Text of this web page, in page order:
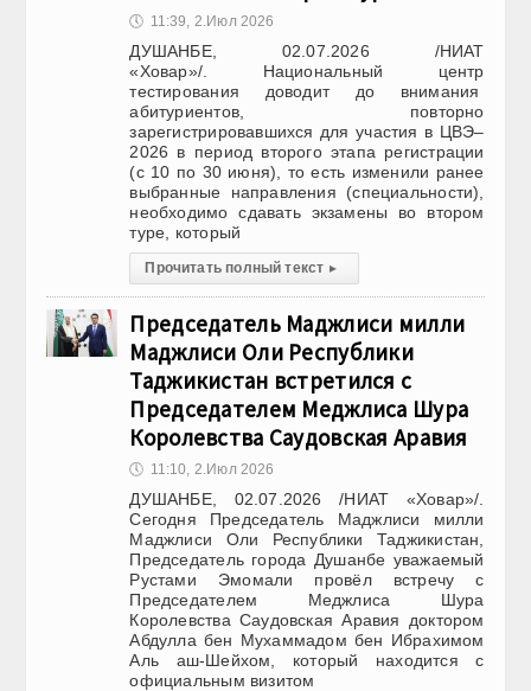
🕔 11:39, 2.Июл 2026
ДУШАНБЕ, 02.07.2026 /НИАТ
«Ховар»/. Национальный центр
тестирования доводит до внимания
абитуриентов, повторно
зарегистрировавшихся для участия в ЦВЭ–
2026 в период второго этапа регистрации
(с 10 по 30 июня), то есть изменили ранее
выбранные направления (специальности),
необходимо сдавать экзамены во втором
туре, который
Прочитать полный текст ▸
Председатель Маджлиси милли
Маджлиси Оли Республики
Таджикистан встретился с
Председателем Меджлиса Шура
Королевства Саудовская Аравия
🕔 11:10, 2.Июл 2026
ДУШАНБЕ, 02.07.2026 /НИАТ «Ховар»/.
Сегодня Председатель Маджлиси милли
Маджлиси Оли Республики Таджикистан,
Председатель города Душанбе уважаемый
Рустами Эмомали провёл встречу с
Председателем Меджлиса Шура
Королевства Саудовская Аравия доктором
Абдулла бен Мухаммадом бен Ибрахимом
Аль аш-Шейхом, который находится с
официальным визитом